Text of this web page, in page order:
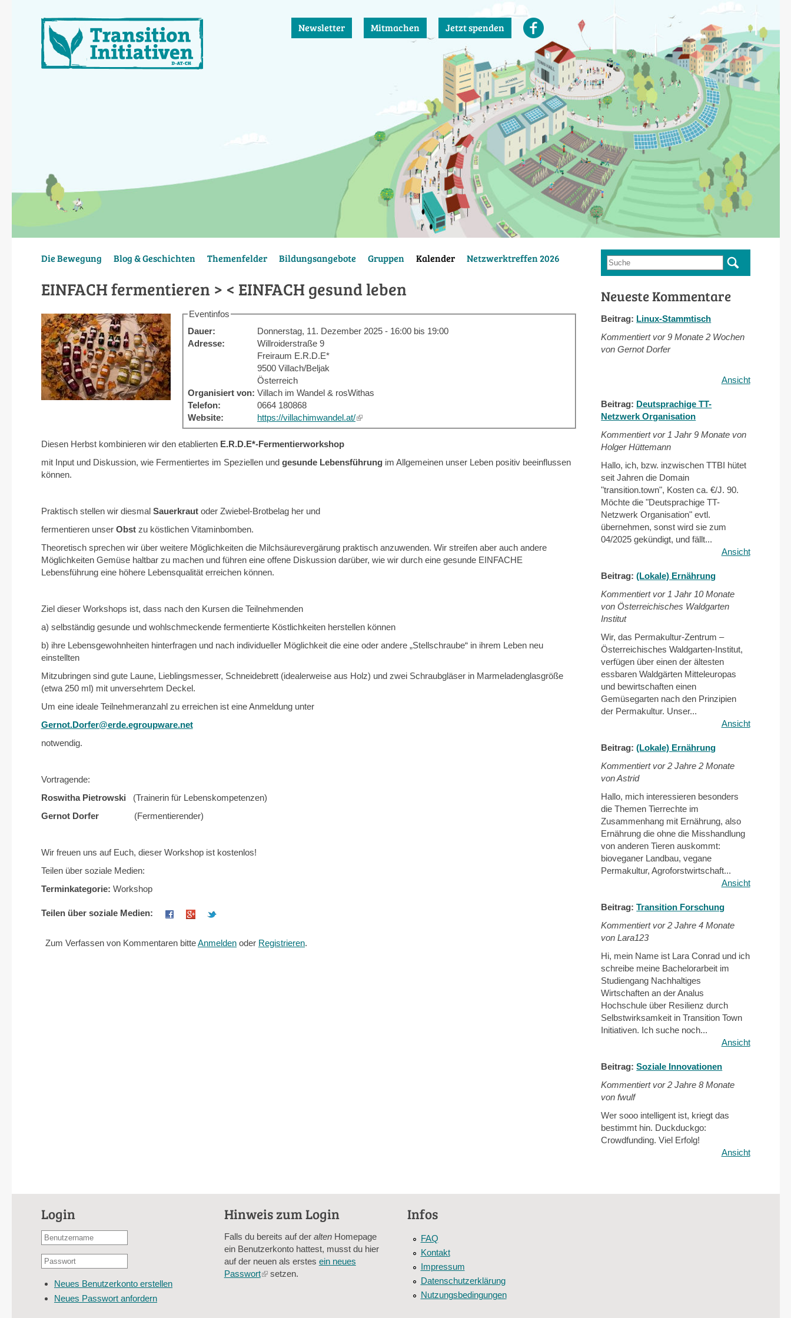
Newsletter Mitmachen Jetzt spenden
Die Bewegung Blog & Geschichten Themenfelder Bildungsangebote Gruppen Kalender Netzwerktreffen 2026
EINFACH fermentieren > < EINFACH gesund leben
Eventinfos
Dauer:
Donnerstag, 11. Dezember 2025 - 16:00 bis 19:00
Adresse:
Willroiderstraße 9
Freiraum E.R.D.E*
9500 Villach/Beljak
Österreich
Organisiert von: Villach im Wandel & rosWithas
Telefon:
0664 180868
Website:
https://villachimwandel.at/(link
is
Diesen Herbst kombinieren wir den etablierten E.R.D.E*-Fermentierworkshop
mit Input und Diskussion, wie Fermentiertes im Speziellen und gesunde Lebensführungim Allgemeinen unser Leben positiv beeinflussen
können.
Praktisch stellen wir diesmalSauerkraut oder Zwiebel-Brotbelag her und
fermentieren unser Obstzu köstlichen Vitaminbomben.
Theoretisch sprechen wir über weitere Möglichkeiten die Milchsäurevergärung praktisch anzuwenden. Wir streifen aber auch andere
Möglichkeiten Gemüse haltbar zu machen und führen eine offene Diskussion darüber, wie wir durch eine gesunde EINFACHE
Lebensführung eine höhere Lebensqualität erreichen können.
Ziel dieser Workshops ist, dass nach den Kursen die Teilnehmenden
a) selbständig gesunde und wohlschmeckende fermentierte Köstlichkeiten herstellen können
b) ihre Lebensgewohnheiten hinterfragen und nach individueller Möglichkeit die eine oder andere „Stellschraube“ in ihrem Leben neu
einstellten
Mitzubringen sind gute Laune, Lieblingsmesser, Schneidebrett (idealerweise aus Holz) und zwei Schraubgläser in Marmeladenglasgröße
(etwa 250 ml) mit unversehrtem Deckel.
Um eine ideale Teilnehmeranzahl zu erreichen ist eine Anmeldung unter
Gernot.Dorfer@erde.egroupware.net
notwendig.
Vortragende:
Roswitha Pietrowski
(Trainerin für Lebenskompetenzen)
Gernot Dorfer
(Fermentierender)
Wir freuen uns auf Euch, dieser Workshop ist kostenlos!
Teilen über soziale Medien:
Terminkategorie: Workshop
Teilen über soziale Medien:
Zum Verfassen von Kommentaren bitteAnmelden oder Registrieren.
Suchformular
Suche
Neueste Kommentare
Beitrag: Linux-Stammtisch
Kommentiert vor9 Monate 2 Wochen
von Gernot Dorfer
Ansicht
Beitrag: Deutsprachige TT-
Netzwerk Organisation
Kommentiert vor 1 Jahr 9 Monate von
Holger Hüttemann
Hallo, ich, bzw. inzwischen TTBI hütet
seit Jahren die Domain
"transition.town", Kosten ca. €/J. 90.
Möchte die "Deutsprachige TT-
Netzwerk Organisation" evtl.
übernehmen, sonst wird sie zum
04/2025 gekündigt, und fällt...
Ansicht
Beitrag:(Lokale) Ernährung
Kommentiert vor 1 Jahr 10 Monate
von Österreichisches Waldgarten
Institut
Wir, das Permakultur-Zentrum –
Österreichisches Waldgarten-Institut,
verfügen über einen der ältesten
essbaren Waldgärten Mitteleuropas
und bewirtschaften einen
Gemüsegarten nach den Prinzipien
der Permakultur. Unser...
Ansicht
Beitrag:(Lokale) Ernährung
Kommentiert vor2 Jahre 2 Monate
von Astrid
Hallo, mich interessieren besonders
die Themen Tierrechte im
Zusammenhang mit Ernährung, also
Ernährung die ohne die Misshandlung
von anderen Tieren auskommt:
bioveganer Landbau, vegane
Permakultur, Agroforstwirtschaft...
Ansicht
Beitrag:Transition Forschung
Kommentiert vor2 Jahre 4 Monate
von Lara123
Hi, mein Name ist Lara Conrad und ich
schreibe meine Bachelorarbeit im
Studiengang Nachhaltiges
Wirtschaften an der Analus
Hochschule über Resilienz durch
Selbstwirksamkeit in Transition Town
Initiativen. Ich suche noch...
Ansicht
Beitrag:Soziale Innovationen
Kommentiert vor2 Jahre 8 Monate
von fwulf
Wer sooo intelligent ist, kriegt das
bestimmt hin. Duckduckgo:
Crowdfunding. Viel Erfolg!
Ansicht
Login
Benutzername
E-
Adresse
Passwort
Neues Benutzerkonto erstellen
Neues Passwort anfordern
Hinweis zum Login
Falls du bereits auf der altenHomepage
ein Benutzerkonto hattest, musst du hier
auf der neuen als erstes ein neues
Passwort(linksetzen.
Infos
FAQ
Kontakt
Impressum
Datenschutzerklärung
Nutzungsbedingungen